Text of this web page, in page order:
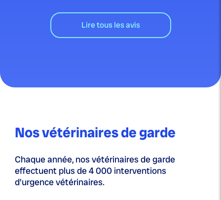
Lire tous les avis
Nos vétérinaires de garde
Chaque année, nos vétérinaires de garde
effectuent plus de 4 000 interventions
d'urgence vétérinaires.